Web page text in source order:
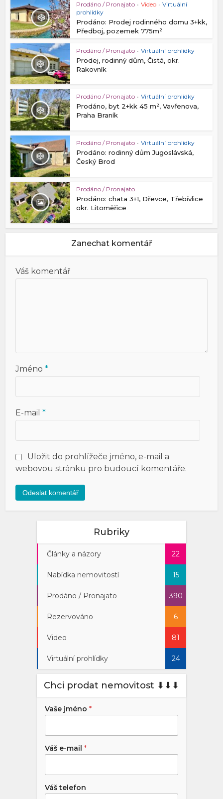
Prodáno / Pronajato • Video • Virtuální
prohlídky
Prodáno: Prodej rodinného domu 3+kk,
Předboj, pozemek 775m²
Prodáno / Pronajato • Virtuální prohlídky
Prodej, rodinný dům, Čistá, okr.
Rakovník
Prodáno / Pronajato • Virtuální prohlídky
Prodáno, byt 2+kk 45 m², Vavřenova,
Praha Braník
Prodáno / Pronajato • Virtuální prohlídky
Prodáno: rodinný dům Jugoslávská,
Český Brod
Prodáno / Pronajato
Prodáno: chata 3+1, Dřevce, Třebívlice
okr. Litoměřice
Zanechat komentář
Váš komentář
Jméno*
E-mail*
Uložit do prohlížeče jméno, e-mail a
webovou stránku pro budoucí komentáře.
Rubriky
Články a názory 22
Nabídka nemovitostí 15
Prodáno / Pronajato 390
Rezervováno 6
Video 81
Virtuální prohlídky 24
Chci prodat nemovitost ⬇︎⬇︎⬇︎
Vaše jméno *
Váš e-mail *
Váš telefon